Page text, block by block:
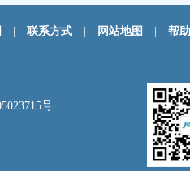
联系方式 网站地图 帮
号